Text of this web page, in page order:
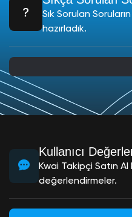
Sık Sorulan
hazırladık.
Kullanıcı
Kwai Takipçi Satın
değerlendirmeler.